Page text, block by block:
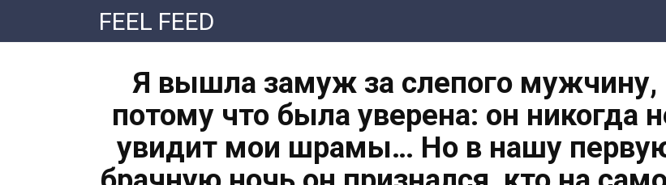
контенту
FEEL FEED
Я вышла замуж за слепого мужчину,
потому что была уверена: он никогда
увидит мои шрамы… Но в нашу